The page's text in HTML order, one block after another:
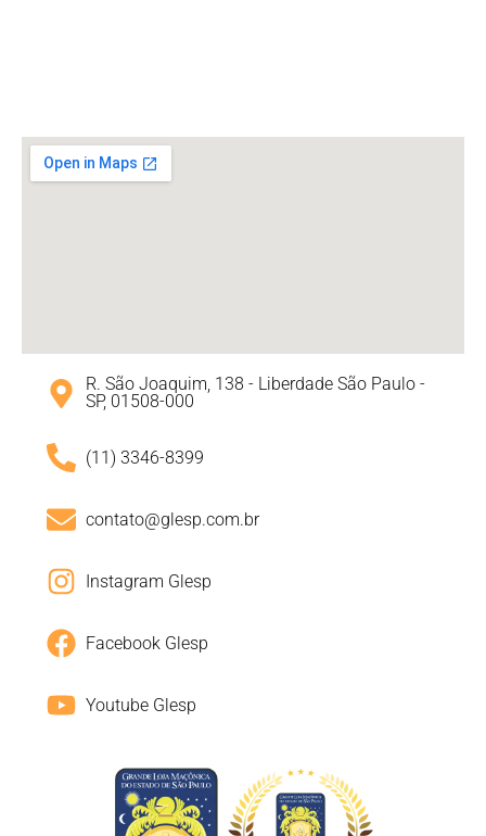
R. São Joaquim, 138 - Liberdade São Paulo -
SP, 01508-000
(11) 3346-8399
contato@glesp.com.br
Instagram Glesp
Facebook Glesp
Youtube Glesp